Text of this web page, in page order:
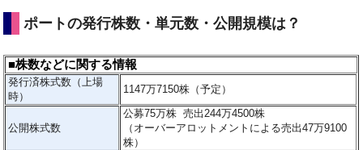
ポートの発行株数・単元数・公開規模は？
■株数などに関する情報
発行済株式数（上場
時）
1147万7150株（予定）
公開株式数
公募75万株 売出244万4500株
（オーバーアロットメントによる売出47万9100
株）